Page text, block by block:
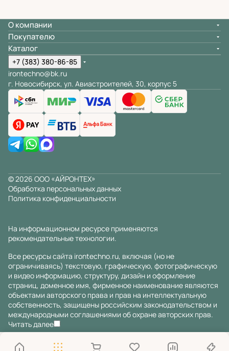
О компании
Покупателю
Каталог
+7 (383) 380-86-85
irontechno@bk.ru
г. Новосибирск, ул. Авиастроителей, 30, корпус 5
© 2026 ООО «АЙРОНТЕХ»
Обработка персональных данных
Политика конфиденциальности
На информационном ресурсе применяются
рекомендательные технологии.
Все ресурсы сайта irontechno.ru, включая (но не
ограничиваясь) текстовую, графическую, фотографическую
и видео информацию, структуру, дизайн и оформление
страниц, доменное имя, фирменное наименование являются
объектами авторского права и прав на интеллектуальную
собственность, защищены российским законодательством и
международными соглашениями об охране авторских прав.
Читать далее